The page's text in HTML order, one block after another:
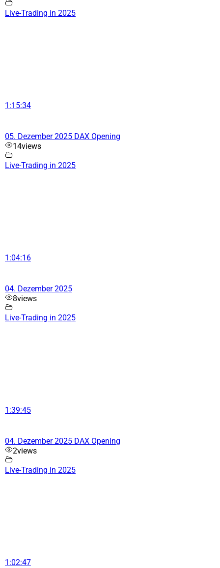
Live-Trading in 2025
1:15:34
05. Dezember 2025 DAX Opening
14views
Live-Trading in 2025
1:04:16
04. Dezember 2025
8views
Live-Trading in 2025
1:39:45
04. Dezember 2025 DAX Opening
2views
Live-Trading in 2025
1:02:47